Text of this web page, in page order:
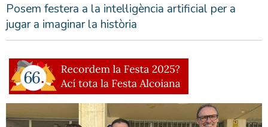
Posem festera a la intel·ligència artificial per a
jugar a imaginar la història